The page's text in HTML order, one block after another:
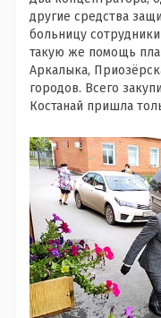
другие средства
больницу
такую же помощь
Аркалыка,
городов. Всего
Костанай пришла